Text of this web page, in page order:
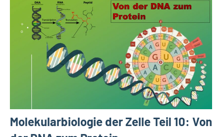
Molekularbiologie der Zelle Teil 10: Von